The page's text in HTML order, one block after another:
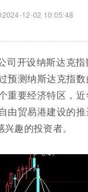
2024-12-02 10:05:48
开设纳斯达克指
测纳斯达克指数
重要经济特区，
由贸易港建设的
趣的投资者。